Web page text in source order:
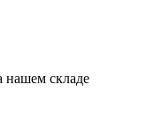
нашем складе